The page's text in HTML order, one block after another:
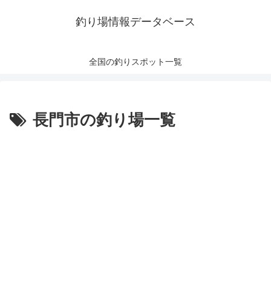
釣り場情報データベース
全国の釣りスポット一覧
長門市の釣り場一覧